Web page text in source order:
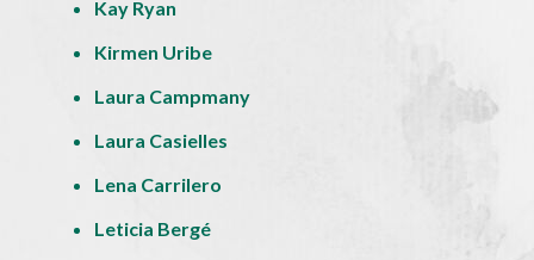
Kay Ryan
Kirmen Uribe
Laura Campmany
Laura Casielles
Lena Carrilero
Leticia Bergé